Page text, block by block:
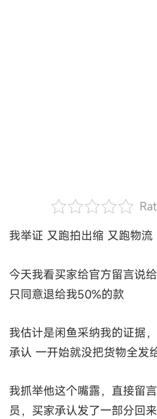
我举证 又跑拍出缩 又跑物流
今天我看买家给官方留言说
只同意退给我50%的款
我估计是闲鱼采纳我的证据
承认 一开始就没把货物全发
我抓举他这个嘴露，直接留
员，买家承认发了一部分回